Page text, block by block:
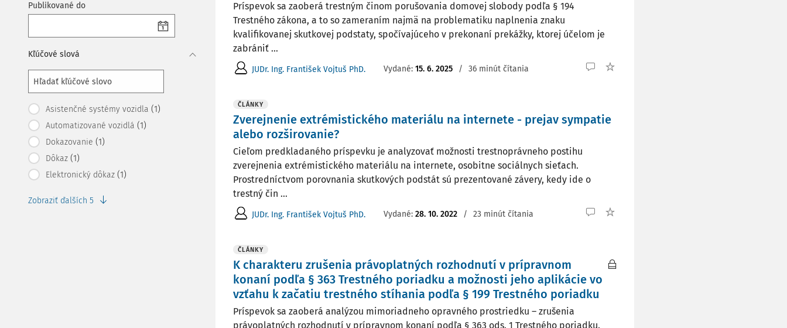
Publikované do
Kľúčové slová
Asistenčné systémy vozidla (1)
Automatizované vozidlá (1)
Dokazovanie (1)
Dôkaz (1)
Elektronický dôkaz (1)
Zobraziť ďalších 5
Príspevok sa zaoberá trestným činom porušovania domovej slobody podľa § 194
Trestného zákona, a to so zameraním najmä na problematiku naplnenia znaku
kvalifikovanej skutkovej podstaty, spočívajúceho v prekonaní prekážky, ktorej účelom je
zabrániť ...
JUDr. Ing. František Vojtuš PhD. Vydané: 15. 6. 2025 / 36 minút čítania
ČLÁNKY
Zverejnenie extrémistického materiálu na internete - prejav sympatie
alebo rozširovanie?
Cieľom predkladaného príspevku je analyzovať možnosti trestnoprávneho postihu
zverejnenia extrémistického materiálu na internete, osobitne sociálnych sieťach.
Prostredníctvom porovnania skutkových podstát sú prezentované závery, kedy ide o
trestný čin ...
JUDr. Ing. František Vojtuš PhD. Vydané: 28. 10. 2022 / 23 minút čítania
ČLÁNKY
K charakteru zrušenia právoplatných rozhodnutí v prípravnom
konaní podľa § 363 Trestného poriadku a možnosti jeho aplikácie vo
vzťahu k začatiu trestného stíhania podľa § 199 Trestného poriadku
Príspevok sa zaoberá analýzou mimoriadneho opravného prostriedku – zrušenia
právoplatných rozhodnutí v prípravnom konaní podľa § 363 ods. 1 Trestného poriadku.